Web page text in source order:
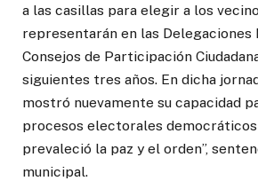
a las casillas para elegir a los
representarán en las Delegaciones
Consejos de Participación
siguientes tres años. En dicha
mostró nuevamente su capacidad
procesos electorales democráticos
prevaleció la paz y el orden”,
municipal.